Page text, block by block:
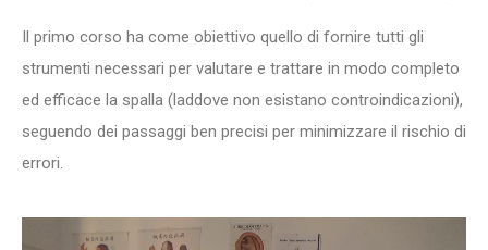
Il primo corso ha come obiettivo quello di fornire tutti gli
strumenti necessari per valutare e trattare in modo completo
ed efficace la spalla (laddove non esistano controindicazioni),
seguendo dei passaggi ben precisi per minimizzare il rischio di
errori.